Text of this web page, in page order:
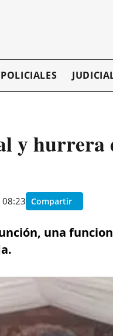
POLICIALES
y hurrera
08:23 Compartir
una